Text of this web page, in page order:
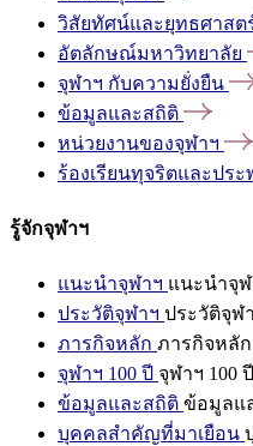
วิสัยทัศน์และยุทธศาสต
อัตลักษณ์มหาวิทยาลัย
จุฬาฯ กับความยั่งยืน
ข้อมูลและสถิติ
หน่วยงานของจุฬาฯ
ร้องเรียนทุจริตและปร
รู้จักจุฬาฯ
แนะนำจุฬาฯ แนะนำจุฬ
ประวัติจุฬาฯ ประวัติจุฬ
ภารกิจหลัก ภารกิจหลัก
จุฬาฯ 100 ปี จุฬาฯ 100 ปี
ข้อมูลและสถิติ ข้อมูลแ
บุคคลสำคัญที่มาเยือน